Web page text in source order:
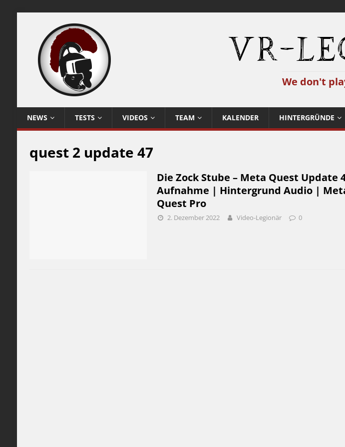
VR-
We don't
NEWS TESTS VIDEOS TEAM KALENDER HINTERGRÜNDE
quest 2 update 47
Die Zock Stube – Meta Quest Update
Aufnahme | Hintergrund Audio |
Quest Pro
2. Dezember 2022 Video-Legionär 0